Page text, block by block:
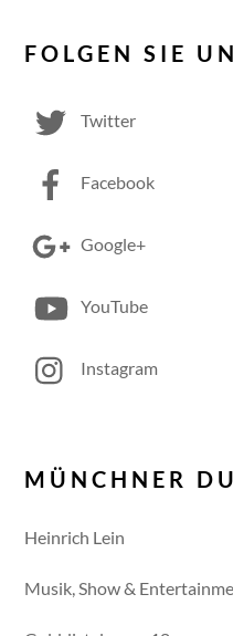
FOLGEN SIE
Twitter
Facebook
Google+
YouTube
Instagram
MÜNCHNER
Heinrich Lein
Musik, Show &